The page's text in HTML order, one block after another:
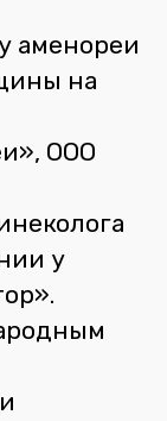
аменореи
на
ООО
у